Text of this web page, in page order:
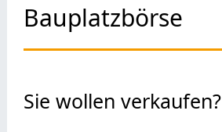
Bauplatzbörse
Sie wollen verkaufen?